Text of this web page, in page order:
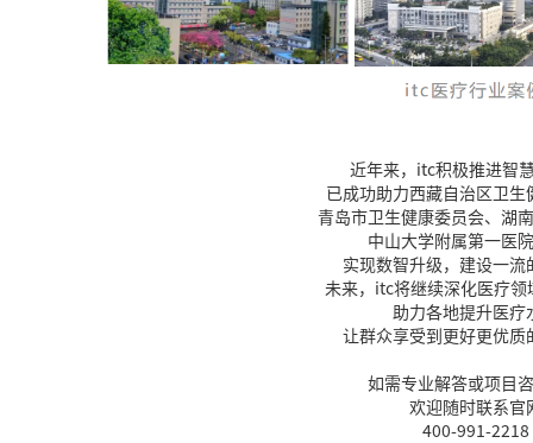
近年来，itc积极推进智
已成功助力西藏自治区卫生
青岛市卫生健康委员会、湖
中山大学附属第一医
实现数智升级，建设一流
未来，itc将继续深化医疗领
助力各地提升医疗
让群众享受到更好更优质
如需专业解答或项目
欢迎随时联系官
400-991-2218